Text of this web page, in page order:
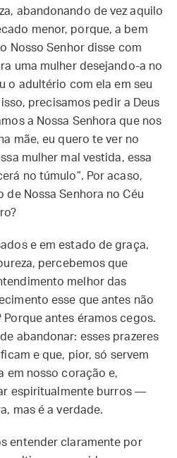
abandonando de vez aquilo
menor, porque, a bem
Nosso Senhor disse com
uma mulher desejando-a no
o adultério com ela em seu
isso, precisamos pedir a Deus
a Nossa Senhora que nos
mãe, eu quero te ver no
mulher mal vestida, essa
no túmulo”. Por acaso,
Nossa Senhora no Céu
e em estado de graça,
percebemos que
melhor das
esse que antes não
antes éramos cegos.
abandonar: esses prazeres
e que, pior, só servem
em nosso coração e,
espiritualmente burros —
mas é a verdade.
entender claramente por